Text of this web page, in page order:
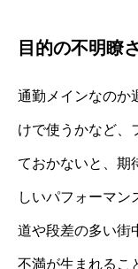
目的の不明瞭
通勤メインなのか
けで使うかなど、
ておかないと、期
しいパフォーマン
道や段差の多い街
不満が生まれるこ